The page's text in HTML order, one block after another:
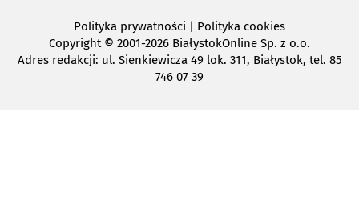
Polityka prywatności | Polityka cookies
Copyright© 2001-2026 BiałystokOnline Sp. z o.o.
Adres redakcji: ul. Sienkiewicza 49 lok. 311, Białystok, tel. 85
746 07 39